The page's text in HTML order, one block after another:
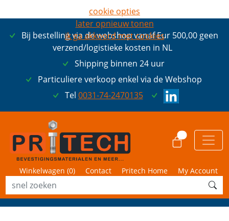
Bij bestelling via de webshop vanaf Eur 500,00 geen
verzend/logistieke kosten in NL
Shipping binnen 24 uur
Particuliere verkoop enkel via de Webshop
Tel 0031-74-2470135
Winkelwagen (0) Contact Pritech Home My Account
cookie opties
later opnieuw tonen
ik ga akkoord met cookies